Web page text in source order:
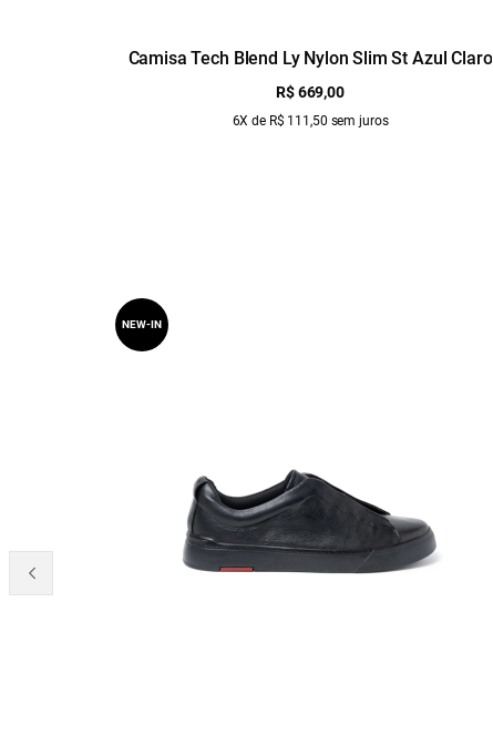
Camisa Tech Blend Ly Nylon Slim St Azul Claro
R$ 669,00
6X de R$ 111,50 sem juros
NEW-IN